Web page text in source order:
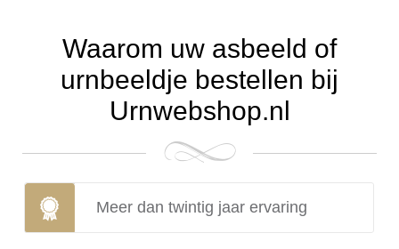
Waarom uw asbeeld of
urnbeeldje bestellen bij
Urnwebshop.nl
Meer dan twintig jaar ervaring